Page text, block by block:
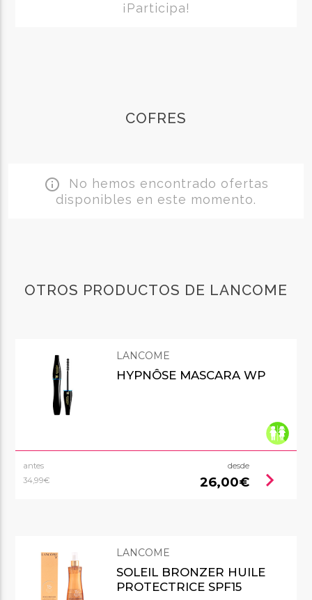
¡Participa!
COFRES
info_outline No hemos encontrado ofertas
disponibles en este momento.
OTROS PRODUCTOS DE LANCOME
LANCOME
HYPNÔSE MASCARA WP
antes
34,99€
desde
26,00€ chevron_right
LANCOME
SOLEIL BRONZER HUILE
PROTECTRICE SPF15